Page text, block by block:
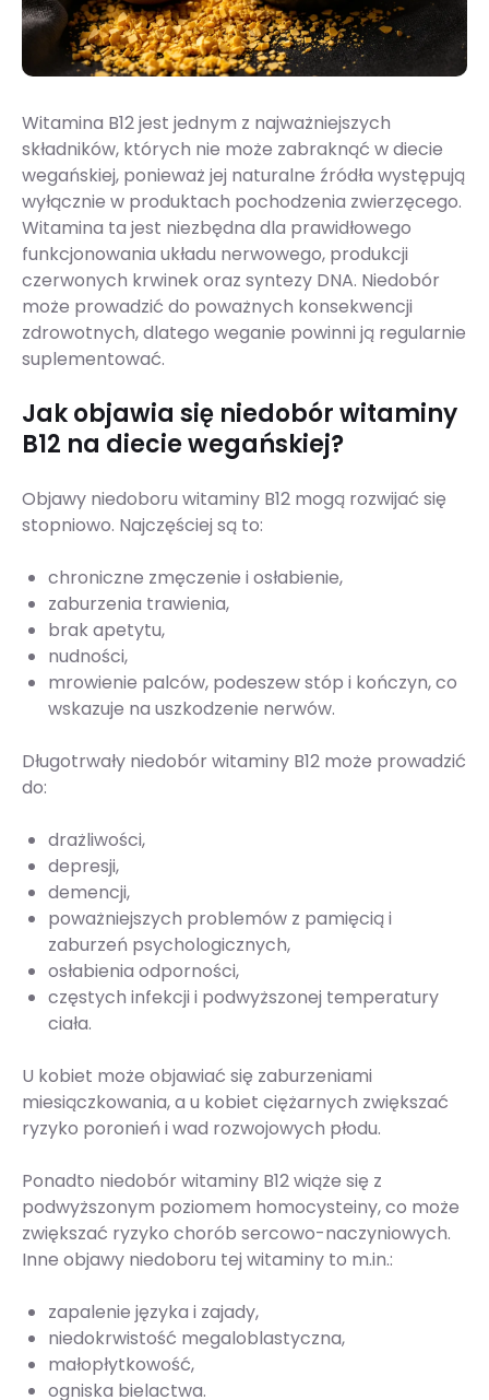
Witamina B12 jest jednym z najważniejszych
składników, których nie może zabraknąć w diecie
wegańskiej, ponieważ jej naturalne źródła występują
wyłącznie w produktach pochodzenia zwierzęcego.
Witamina ta jest niezbędna dla prawidłowego
funkcjonowania układu nerwowego, produkcji
czerwonych krwinek oraz syntezy DNA. Niedobór
może prowadzić do poważnych konsekwencji
zdrowotnych, dlatego weganie powinni ją regularnie
suplementować.
Jak objawia się niedobór witaminy
B12 na diecie wegańskiej?
Objawy niedoboru witaminy B12 mogą rozwijać się
stopniowo. Najczęściej są to:
chroniczne zmęczenie i osłabienie,
zaburzenia trawienia,
brak apetytu,
nudności,
mrowienie palców, podeszew stóp i kończyn, co
wskazuje na uszkodzenie nerwów.
Długotrwały niedobór witaminy B12 może prowadzić
do:
drażliwości,
depresji,
demencji,
poważniejszych problemów z pamięcią i
zaburzeń psychologicznych,
osłabienia odporności,
częstych infekcji i podwyższonej temperatury
ciała.
U kobiet może objawiać się zaburzeniami
miesiączkowania, a u kobiet ciężarnych zwiększać
ryzyko poronień i wad rozwojowych płodu.
Ponadto niedobór witaminy B12 wiąże się z
podwyższonym poziomem homocysteiny, co może
zwiększać ryzyko chorób sercowo-naczyniowych.
Inne objawy niedoboru tej witaminy to m.in.:
zapalenie języka i zajady,
niedokrwistość megaloblastyczna,
małopłytkowość,
ogniska bielactwa.